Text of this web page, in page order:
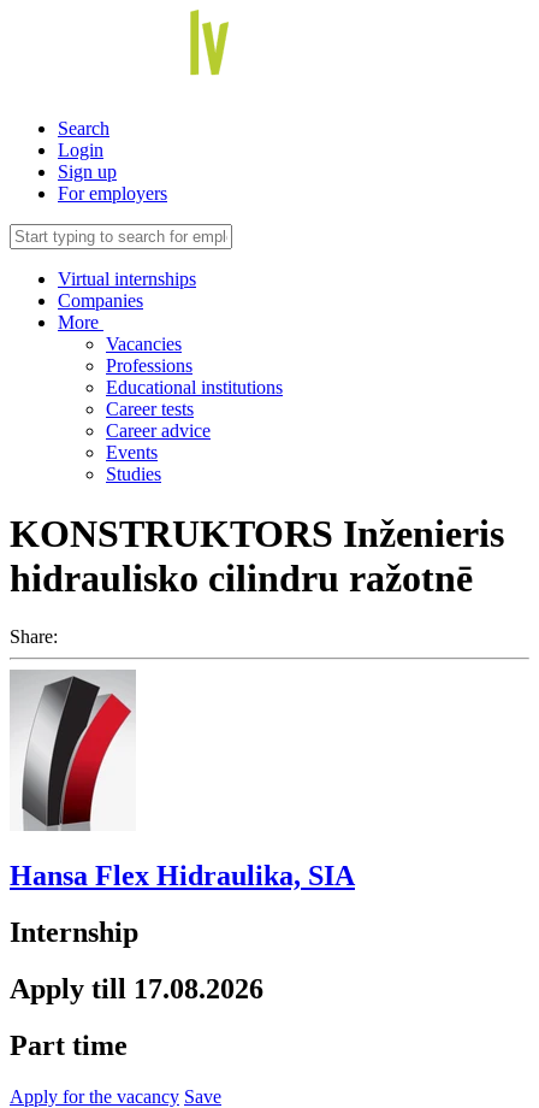
Search
Login
Sign up
For employers
Virtual internships
Companies
More
Vacancies
Professions
Educational institutions
Career tests
Career advice
Events
Studies
KONSTRUKTORS Inženieris
hidraulisko cilindru ražotnē
Share:
Hansa Flex Hidraulika, SIA
Internship
Apply till 17.08.2026
Part time
Apply for the vacancy Save